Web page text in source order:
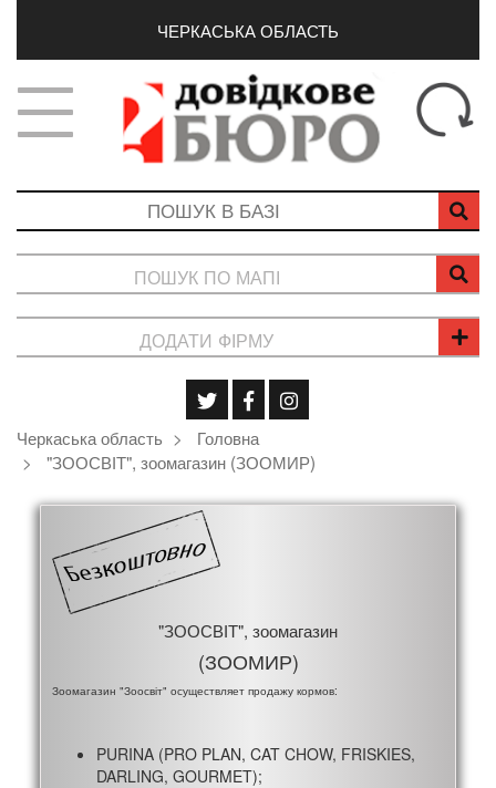
ЧЕРКАСЬКА ОБЛАСТЬ
ПОШУК ПО МАПІ
ДОДАТИ ФІРМУ
Черкаська область
Головна
"ЗООСВІТ", зоомагазин (ЗООМИР)
"ЗООСВІТ", зоомагазин
(ЗООМИР)
Зоомагазин "Зоосвіт" осуществляет продажу кормов:
PURINA (PRO PLAN, CAT CHOW, FRISKIES,
DARLING, GOURMET);